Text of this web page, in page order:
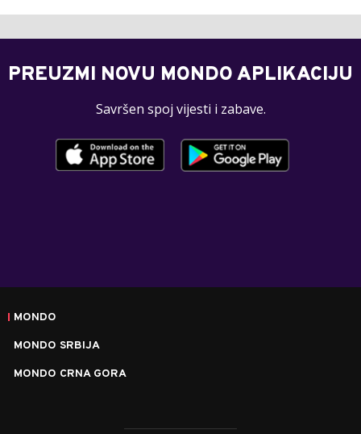
PREUZMI NOVU MONDO APLIKACIJU
Savršen spoj vijesti i zabave.
MONDO
MONDO SRBIJA
MONDO CRNA GORA